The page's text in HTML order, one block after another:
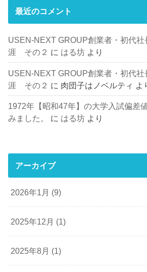
最近のコメント
USEN-NEXT GROUP創業者・初代社
涯 その２ に はる坊 より
USEN-NEXT GROUP創業者・初代社
涯 その２ に 肉団子はノベルティ よ
1972年【昭和47年】の大学入試偏差
みました。
に はる坊 より
アーカイブ
2026年1月 (9)
2025年12月 (1)
2025年8月 (1)